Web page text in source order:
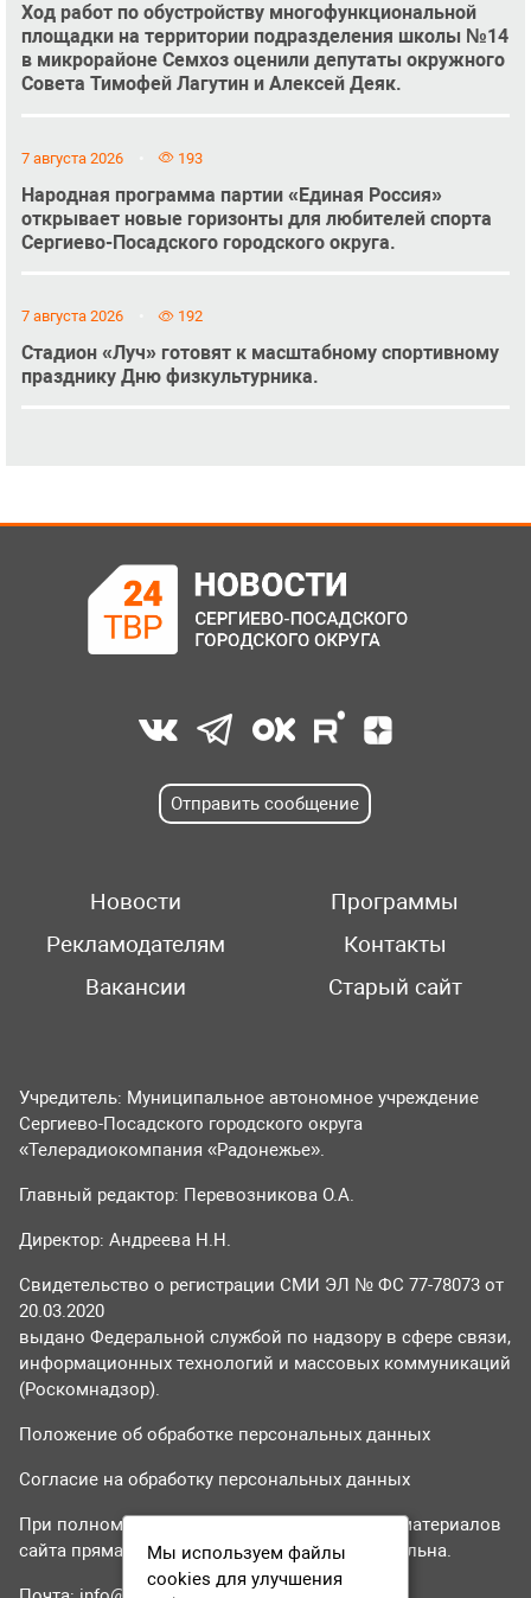
Ход работ по обустройству многофункциональной
площадки на территории подразделения школы №14
в микрорайоне Семхоз оценили депутаты окружного
Совета Тимофей Лагутин и Алексей Деяк.
7 августа 2026 193
Народная программа партии «Единая Россия»
открывает новые горизонты для любителей спорта
Сергиево-Посадского городского округа.
7 августа 2026 192
Стадион «Луч» готовят к масштабному спортивному
празднику Дню физкультурника.
Отправить сообщение
Новости
Программы
Рекламодателям
Контакты
Вакансии
Старый сайт
Учредитель: Муниципальное автономное учреждение
Сергиево-Посадского городского округа
«Телерадиокомпания «Радонежье».
Главный редактор: Перевозникова О.А.
Директор: Андреева Н.Н.
Свидетельство о регистрации СМИ ЭЛ № ФС 77-78073 от
20.03.2020
выдано Федеральной службой по надзору в сфере связи,
информационных технологий и массовых коммуникаций
(Роскомнадзор).
Положение об обработке персональных данных
Согласие на обработку персональных данных
При полном или частичном использовании материалов
сайта прямая гиперссылка на tvr24.tv обязательна.
Мы используем файлы
cookies для улучшения